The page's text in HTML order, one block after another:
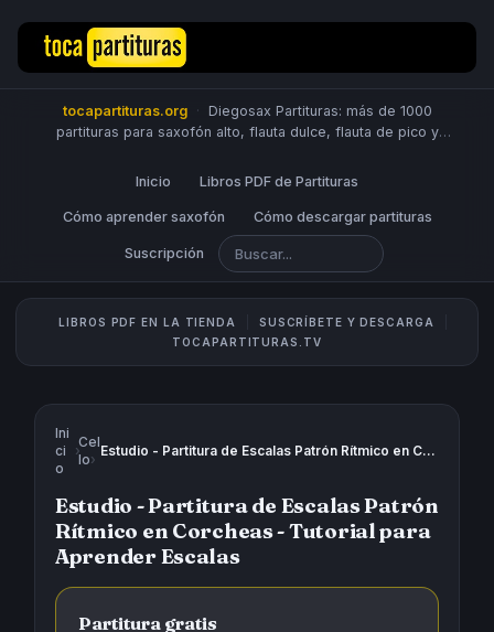
tocapartituras.org ·
Diegosax Partituras: más de 1000
partituras para saxofón alto, flauta dulce, flauta de pico y
chelo, fagot, bombardino, fliscorno, corno, trompa, barítono,
Scores. PUBLICA PARTITURAS
Inicio Libros PDF de Partituras
Cómo aprender saxofón Cómo descargar partituras
Suscripción
LIBROS PDF EN LA TIENDA
SUSCRÍBETE Y DESCARGA
TOCAPARTITURAS.TV
Ini
ci
o
›
Cel
lo›
Estudio - Partitura de Escalas Patrón Rítmico en Corcheas - Tutorial para Aprender Escalas
Estudio - Partitura de Escalas Patrón
Rítmico en Corcheas - Tutorial para
Aprender Escalas
Partitura gratis